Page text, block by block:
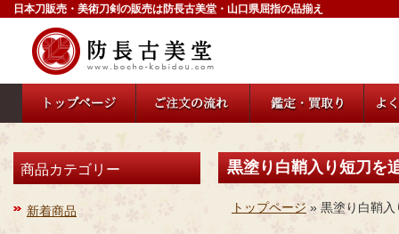
日本刀販売・美術刀剣の販売は防長古美堂・山口県屈指の品揃え
商品カテゴリー
新着商品
黒塗り白鞘入り短刀を
トップページ » 黒塗り白鞘